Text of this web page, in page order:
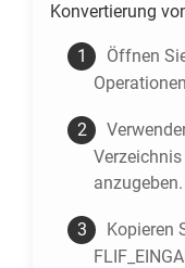
Konvertierung
Öffnen
anzugeben.
Kopieren